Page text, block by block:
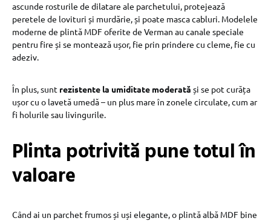
ascunde rosturile de dilatare ale parchetului, protejează
peretele de lovituri și murdărie, și poate masca cabluri. Modelele
moderne de plintă MDF oferite de Verman au canale speciale
pentru fire și se montează ușor, fie prin prindere cu cleme, fie cu
adeziv.
În plus, sunt rezistente la umiditate moderată și se pot curăța
ușor cu o lavetă umedă – un plus mare în zonele circulate, cum ar
fi holurile sau livingurile.
Plinta potrivită pune totul în
valoare
Când ai un parchet frumos și uși elegante, o plintă albă MDF bine